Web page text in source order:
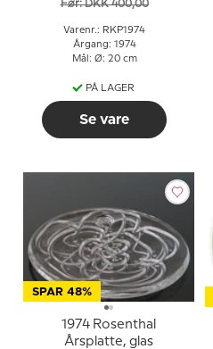
Før: DKK 400,00
Varenr.: RKP1974
Årgang: 1974
Mål: Ø: 20 cm
PÅ LAGER
Se vare
SPAR 48%
1974 Rosenthal
Årsplatte, glas